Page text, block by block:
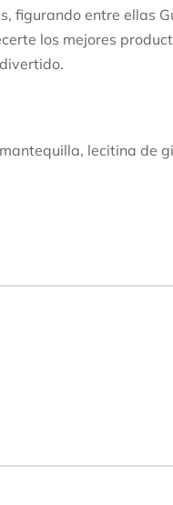
figurando entre ellas
los mejores
lecitina de